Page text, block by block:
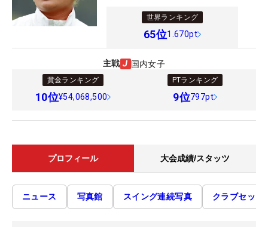
世界ランキング
65位1.670pt
主戦 国内女子
賞金ランキング
10位¥54,068,500
PTランキング
9位797pt
プロフィール 大会成績/スタッツ
ニュース 写真館 スイング連続写真 クラブセッテ